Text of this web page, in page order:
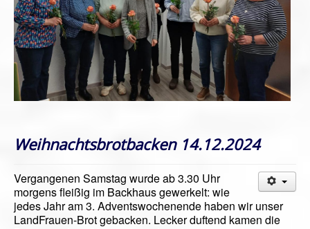
Weihnachtsbrotbacken 14.12.2024
Vergangenen Samstag wurde ab 3.30 Uhr
morgens fleißig im Backhaus gewerkelt: wie
jedes Jahr am 3. Adventswochenende haben wir unser
LandFrauen-Brot gebacken. Lecker duftend kamen die